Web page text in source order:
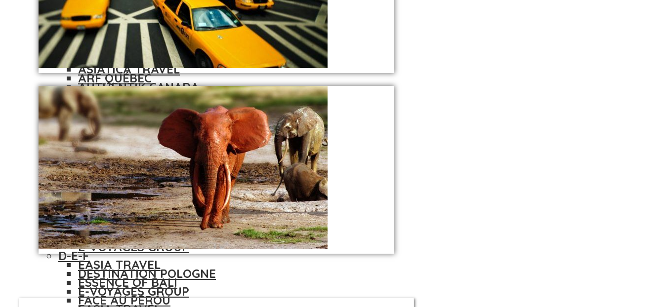
AMPARUS
ARF QUÉBEC
ASIAJET
ASIATICA TRAVEL
AUTHENTIK CANADA
BALKANIA TOUR
BLEU MARINE TOUR
CANADIAN ODYSSEYS /
ODYTOURS
CHEOPS TRAVEL
CREATIVE TOURS
D-E-F
DESTINATION POLOGNE
E-VOYAGES GROUP
EASIA TRAVEL
ESSENCE OF BALI
FACE AU PÉROU
ALGÉRIE TOURS
AMANASKA
AMBER VOYAGES
AMPARUS
ARF QUÉBEC
ASIAJET
ASIATICA TRAVEL
AUTHENTIK CANADA
BALKANIA TOUR
BLEU MARINE TOUR
CANADIAN ODYSSEYS /
ODYTOURS
CHEOPS TRAVEL
CREATIVE TOURS
D-E-F
DESTINATION POLOGNE
E-VOYAGES GROUP